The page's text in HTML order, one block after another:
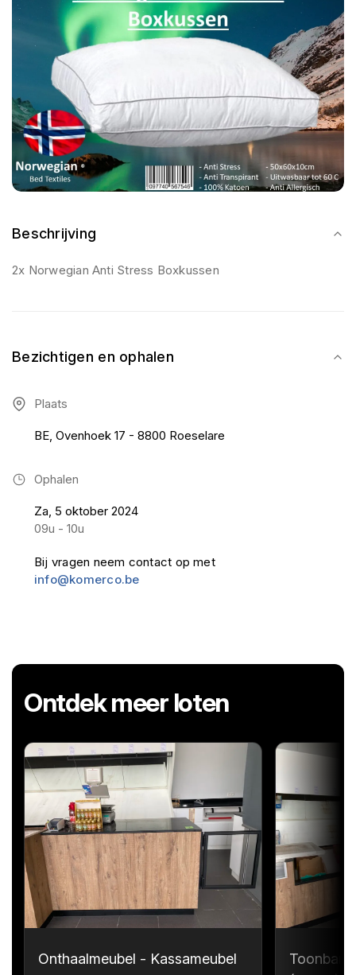
Beschrijving
2x Norwegian Anti Stress Boxkussen
Bezichtigen en ophalen
Plaats
BE, Ovenhoek 17 - 8800 Roeselare
Ophalen
Za, 5 oktober 2024
09u - 10u
Bij vragen neem contact op met
info@komerco.be
Ontdek meer loten
Onthaalmeubel - Kassameubel